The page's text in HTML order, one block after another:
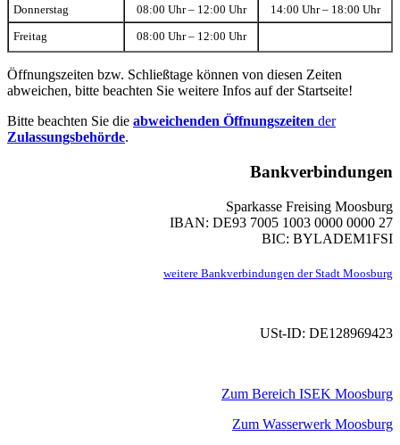
Donnerstag 08:00 Uhr – 12:00 Uhr 14:00 Uhr – 18:00 Uhr
Freitag 08:00 Uhr – 12:00 Uhr
Öffnungszeiten bzw. Schließtage können von diesen Zeiten
abweichen, bitte beachten Sie weitere Infos auf der Startseite!
Bitte beachten Sie die abweichenden Öffnungszeiten der
Zulassungsbehörde.
Bankverbindungen
Sparkasse Freising Moosburg
IBAN: DE93 7005 1003 0000 0000 27
BIC: BYLADEM1FSI
weitere Bankverbindungen der Stadt Moosburg
USt-ID: DE128969423
Zum Bereich ISEK Moosburg
Zum Wasserwerk Moosburg